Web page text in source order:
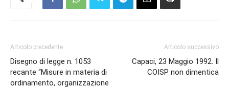
Articolo precedente
Disegno di legge n. 1053
recante “Misure in materia di
ordinamento, organizzazione
Articolo successivo
Capaci, 23 Maggio 1992. Il
COISP non dimentica